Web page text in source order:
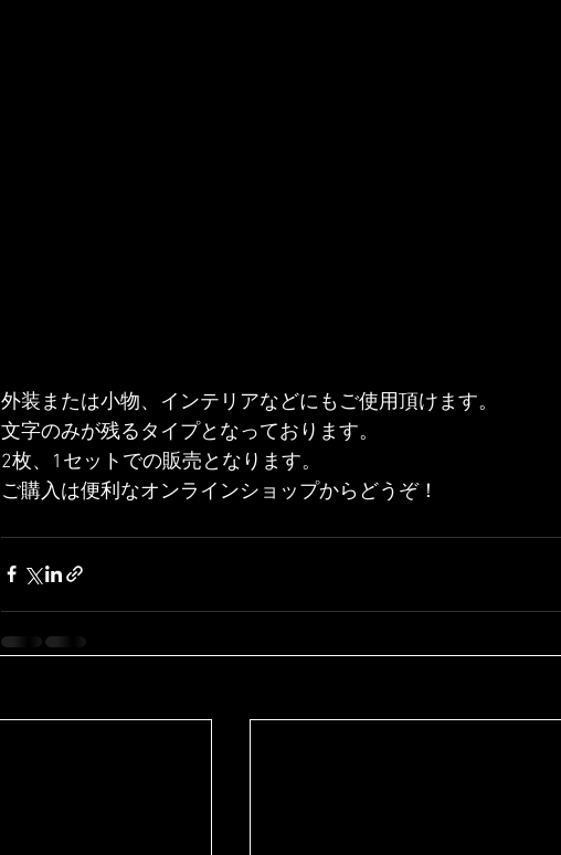
外装または小物、インテリアなどにもご使用頂けます。
文字のみが残るタイプとなっております。
2枚、1セットでの販売となります。
ご購入は便利なオンラインショップからどうぞ！